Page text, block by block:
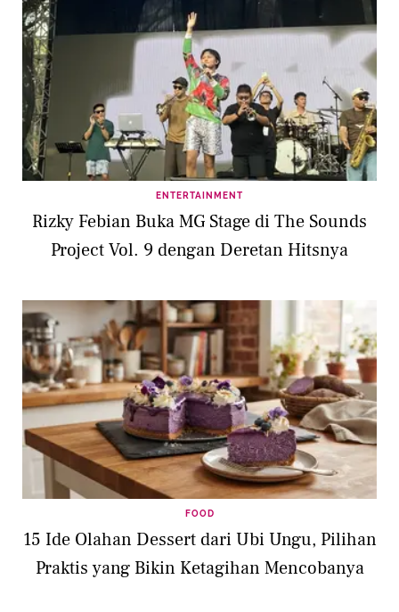
ENTERTAINMENT
Rizky Febian Buka MG Stage di The Sounds
Project Vol. 9 dengan Deretan Hitsnya
FOOD
15 Ide Olahan Dessert dari Ubi Ungu, Pilihan
Praktis yang Bikin Ketagihan Mencobanya